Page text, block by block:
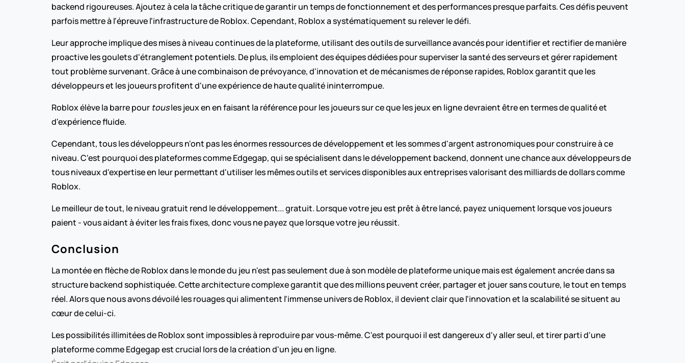
backend rigoureuses. Ajoutez à cela la tâche critique de garantir un temps de fonctionnement et des performances presque parfaits. Ces défis peuvent
parfois mettre à l'épreuve l'infrastructure de Roblox. Cependant, Roblox a systématiquement su relever le défi.
Leur approche implique des mises à niveau continues de la plateforme, utilisant des outils de surveillance avancés pour identifier et rectifier de manière
proactive les goulets d'étranglement potentiels. De plus, ils emploient des équipes dédiées pour superviser la santé des serveurs et gérer rapidement
tout problème survenant. Grâce à une combinaison de prévoyance, d'innovation et de mécanismes de réponse rapides, Roblox garantit que les
développeurs et les joueurs profitent d'une expérience de haute qualité ininterrompue.
Roblox élève la barre pour tous les jeux en en faisant la référence pour les joueurs sur ce que les jeux en ligne devraient être en termes de qualité et
d'expérience fluide.
Cependant, tous les développeurs n'ont pas les énormes ressources de développement et les sommes d'argent astronomiques pour construire à ce
niveau. C'est pourquoi des plateformes comme Edgegap, qui se spécialisent dans le développement backend, donnent une chance aux développeurs de
tous niveaux d'expertise en leur permettant d'utiliser les mêmes outils et services disponibles aux entreprises valorisant des milliards de dollars comme
Roblox.
Le meilleur de tout, le niveau gratuit rend le développement... gratuit. Lorsque votre jeu est prêt à être lancé, payez uniquement lorsque vos joueurs
paient - vous aidant à éviter les frais fixes, donc vous ne payez que lorsque votre jeu réussit.
Conclusion
La montée en flèche de Roblox dans le monde du jeu n'est pas seulement due à son modèle de plateforme unique mais est également ancrée dans sa
structure backend sophistiquée. Cette architecture complexe garantit que des millions peuvent créer, partager et jouer sans couture, le tout en temps
réel. Alors que nous avons dévoilé les rouages qui alimentent l'immense univers de Roblox, il devient clair que l'innovation et la scalabilité se situent au
cœur de celui-ci.
Les possibilités illimitées de Roblox sont impossibles à reproduire par vous-même. C'est pourquoi il est dangereux d'y aller seul, et tirer parti d'une
plateforme comme Edgegap est crucial lors de la création d'un jeu en ligne.